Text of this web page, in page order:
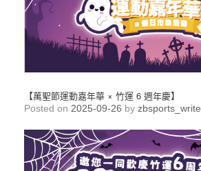
【萬聖節運動嘉年華 × 竹運 6 週年慶】
Posted on 2025-09-26 by zbsports_write